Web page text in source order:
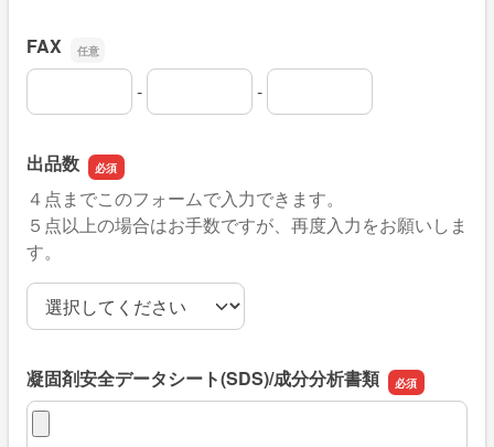
FAX
FAXの市外局番
-
FAXの市内局番 -
FAXの加入者番号
出品数
４点までこのフォームで入力できます。
５点以上の場合はお手数ですが、再度入力をお願いしま
す。
出品数
凝固剤安全データシート(SDS)/成分分析書類
凝固剤安全データシート(SDS)/成分分析書類